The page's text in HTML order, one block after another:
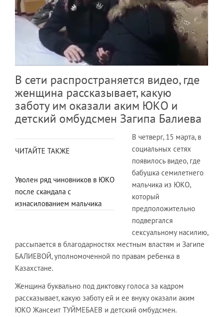
В сети распространяется видео, где
женщина рассказывает, какую
заботу им оказали аким ЮКО и
детский омбудсмен Загипа Балиева
ЧИТАЙТЕ ТАКЖЕ
Уволен ряд чиновников в ЮКО
после скандала с
изнасилованием мальчика
В четверг, 15 марта, в
социальных сетях
появилось видео, где
бабушка семилетнего
мальчика из ЮКО,
который
предположительно
подвергался
сексуальному насилию,
рассыпается в благодарностях местным властям и Загипе
БАЛИЕВОЙ, уполномоченной по правам ребенка в
Казахстане.
Женщина буквально под диктовку голоса за кадром
рассказывает, какую заботу ей и ее внуку оказали аким
ЮКО Жансеит ТУЙМЕБАЕВ и детский омбудсмен.